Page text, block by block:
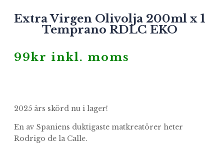
Extra Virgen Olivolja 200ml x 1
Temprano RDLC EKO
99kr inkl. moms
2025 års skörd nu i lager!
En av Spaniens duktigaste matkreatörer heter
Rodrigo de la Calle.